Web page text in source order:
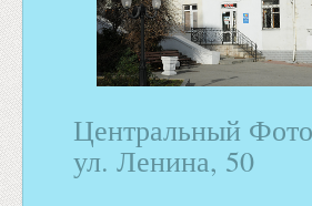
Центральный
ул. Ленина, 50